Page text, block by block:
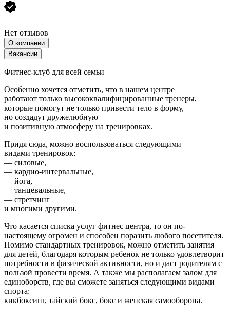
Нет отзывов
О компании
Вакансии
Фитнес-клуб для всей семьи
Особенно хочется отметить, что в нашем центре
работают только высококвалифицированные тренеры,
которые помогут не только привести тело в форму,
но создадут дружелюбную
и позитивную атмосферу на тренировках.
Придя сюда, можно воспользоваться следующими
видами тренировок:
— силовые,
— кардио-интервальные,
— йога,
— танцевальные,
— стретчинг
и многими другими.
Что касается списка услуг фитнес центра, то он по-
настоящему огромен и способен поразить любого посетителя.
Помимо стандартных тренировок, можно отметить занятия
для детей, благодаря которым ребенок не только удовлетворит
потребности в физической активности, но и даст родителям с
пользой провести время. А также мы располагаем залом для
единоборств, где вы сможете заняться следующими видами
спорта:
кикбоксинг, тайский бокс, бокс и женская самооборона.